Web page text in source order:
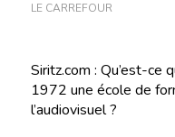
LE CARREFOUR
Siritz.com : Qu’est-ce
1972 une école de
l’audiovisuel ?